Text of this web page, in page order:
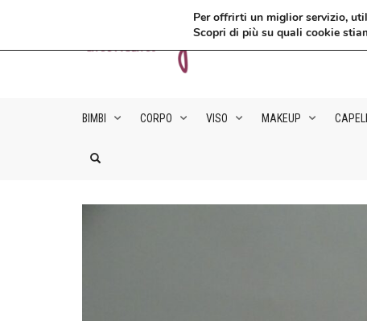
BIMBI CORPO VISO MAKEUP CAPELLI
Per offrirti un miglior servizio,
Scopri di più su quali cookie